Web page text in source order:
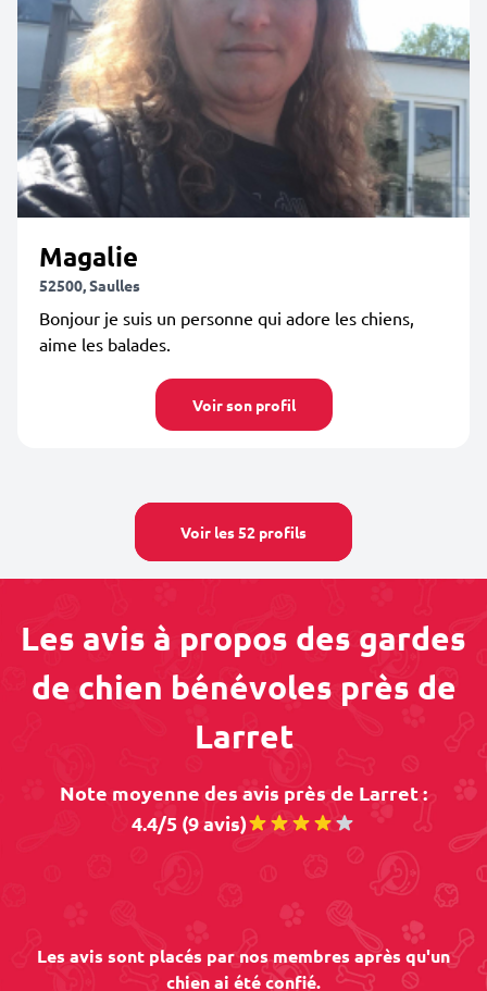
Magalie
52500, Saulles
Bonjour je suis un personne qui adore les chiens,
aime les balades.
Voir son profil
Voir les 52 profils
Les avis à propos des gardes
de chien bénévoles près de
Larret
Note moyenne des avis près de Larret :
4.4/5 (9 avis)
Les avis sont placés par nos membres après qu'un
chien ai été confié.